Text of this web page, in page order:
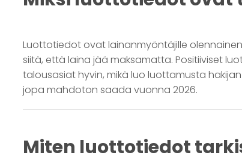
Luottotiedot ovat lainanmyöntäjille
siitä, että laina jää maksamatta. Positiiviset
talousasiat hyvin, mikä luo luottamusta
jopa mahdoton saada vuonna 2026.
Miten luottotiedot